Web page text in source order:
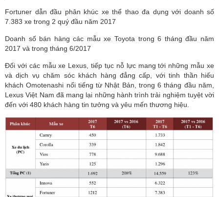
Fortuner dẫn đầu phân khúc xe thể thao đa dụng với doanh số
7.383 xe trong 2 quý đầu năm 2017
Doanh số bán hàng các mẫu xe Toyota trong 6 tháng đầu năm
2017 và trong tháng 6/2017
Đối với các mẫu xe Lexus, tiếp tục nỗ lực mang tới những mẫu xe
và dịch vụ chăm sóc khách hàng đẳng cấp, với tinh thần hiếu
khách Omotenashi nổi tiếng từ Nhật Bản, trong 6 tháng đầu năm,
Lexus Việt Nam đã mang lại những hành trình trải nghiệm tuyệt vời
đến với 480 khách hàng tin tưởng và yêu mến thương hiệu.